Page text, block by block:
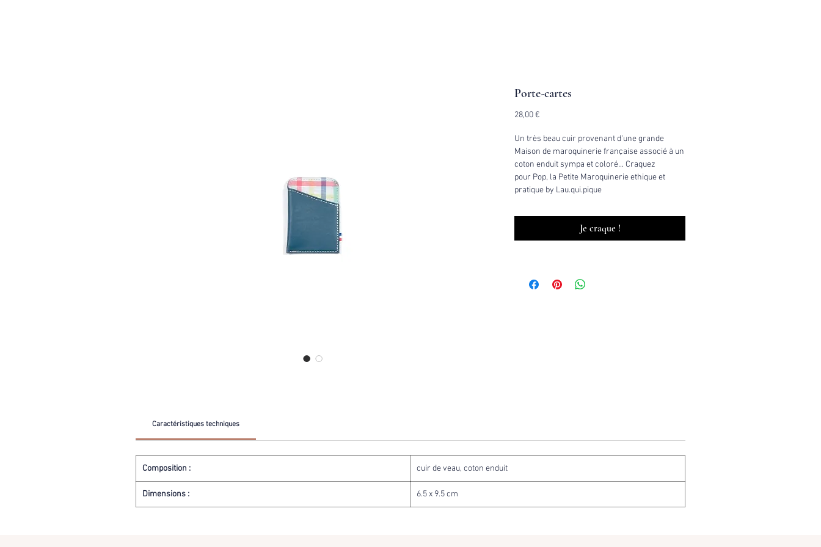
Porte-cartes
28,00 €Prix
Un très beau cuir provenant d'une grande
Maison de maroquinerie française associé à un
coton enduit sympa et coloré... Craquez
pour Pop, la Petite Maroquinerie ethique et
pratique by Lau.qui.pique
Je craque !
Caractéristiques techniques
Composition : cuir de veau, coton enduit
Dimensions : 6.5 x 9.5 cm